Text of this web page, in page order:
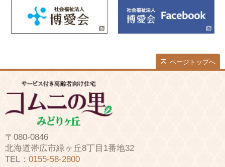
ページトップへ
〒080-0846
北海道帯広市緑ヶ丘8丁目1番地32
TEL： 0155-58-2800